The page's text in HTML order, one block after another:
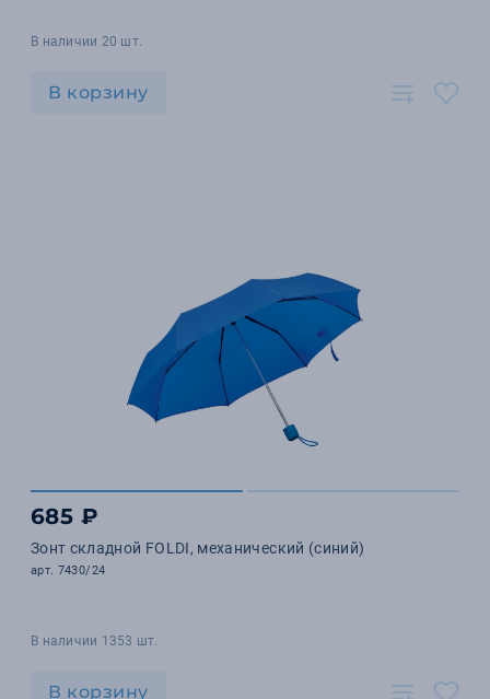
В наличии 20 шт.
В корзину
685 ₽
Зонт складной FOLDI, механический (синий)
арт. 7430/24
В наличии 1353 шт.
В корзину